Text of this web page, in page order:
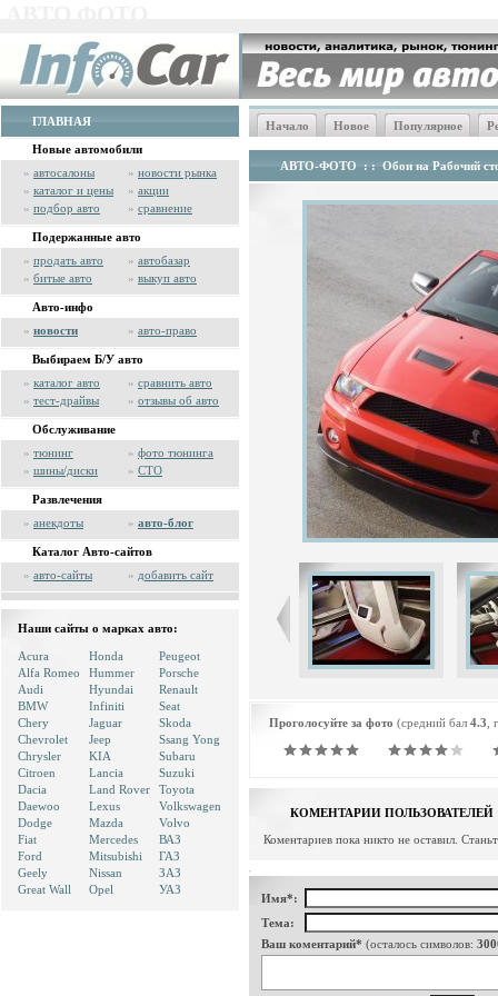
ГЛАВНАЯ
Новые автомобили
» автосалоны » новости рынка
» каталог и цены » акции
» подбор авто » сравнение
Подержанные авто
» продать авто » автобазар
» битые авто » выкуп авто
Авто-инфо
» новости » авто-право
Выбираем Б/У авто
» каталог авто » сравнить авто
» тест-драйвы » отзывы об авто
Обслуживание
» тюнинг » фото тюнинга
» шины/диски » СТО
Развлечения
» анекдоты » авто-блог
Каталог Авто-сайтов
» авто-сайты » добавить сайт
Наши сайты о марках авто:
Acura
Alfa Romeo
Audi
BMW
Chery
Chevrolet
Chrysler
Citroen
Dacia
Daewoo
Dodge
Fiat
Ford
Geely
Great Wall
Honda
Hummer
Hyundai
Infiniti
Jaguar
Jeep
KIA
Lancia
Land Rover
Lexus
Mazda
Mercedes
Mitsubishi
Nissan
Opel
Peugeot
Porsche
Renault
Seat
Skoda
Ssang Yong
Subaru
Suzuki
Toyota
Volkswagen
Volvo
ВАЗ
ГАЗ
ЗАЗ
УАЗ
Начало Новое Популярное
АВТО-ФОТО : : Обои на Рабочий
Проголосуйте за фото (средний бал 4.3
КОМЕНТАРИИ ПОЛЬЗОВАТЕЛЕЙ
Коментариев пока никто не оставил.
Имя*:
Тема:
Ваш коментарий* (осталось символов: